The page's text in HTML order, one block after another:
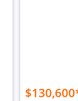
$130,600